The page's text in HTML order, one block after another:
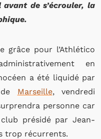
de s’écrouler, la
grâce pour l’Athlético
en
a été liquidé par
Marseille, vendredi
personne car
présidé par Jean-
trop récurrents.